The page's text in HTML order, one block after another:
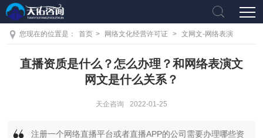
您现在的位置是： 首页 > 网络文化经营许可证 > 文网文-网络表演
直播资质是什么？怎么办理？和网络表演文
网文是什么关系？
天企咨询 2022-01-25
注册一个网络直播平台或者直播APP的公司需要办理哪些资